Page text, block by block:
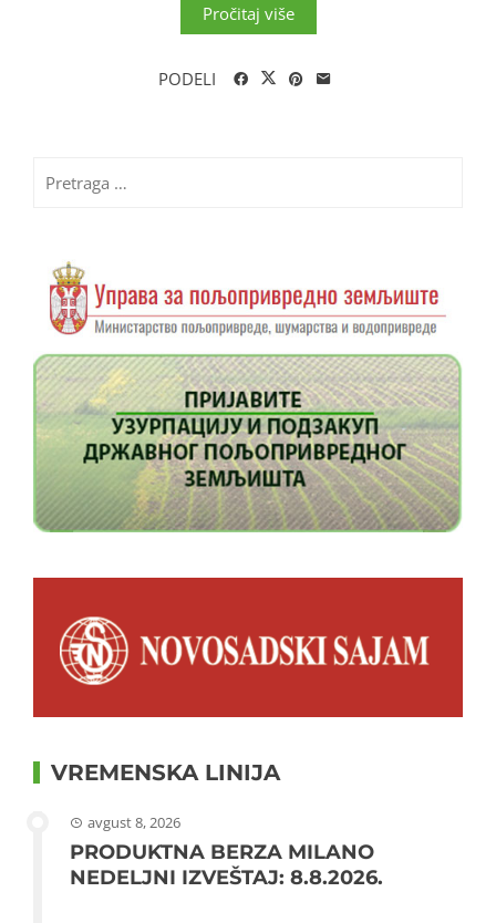
Pročitaj više
PODELI
za:
VREMENSKA LINIJA
avgust 8, 2026
PRODUKTNA BERZA MILANO
NEDELJNI IZVEŠTAJ: 8.8.2026.